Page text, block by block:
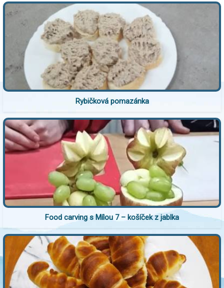
Rybičková pomazánka
Food carving s Mílou 7 – košíček z jablka